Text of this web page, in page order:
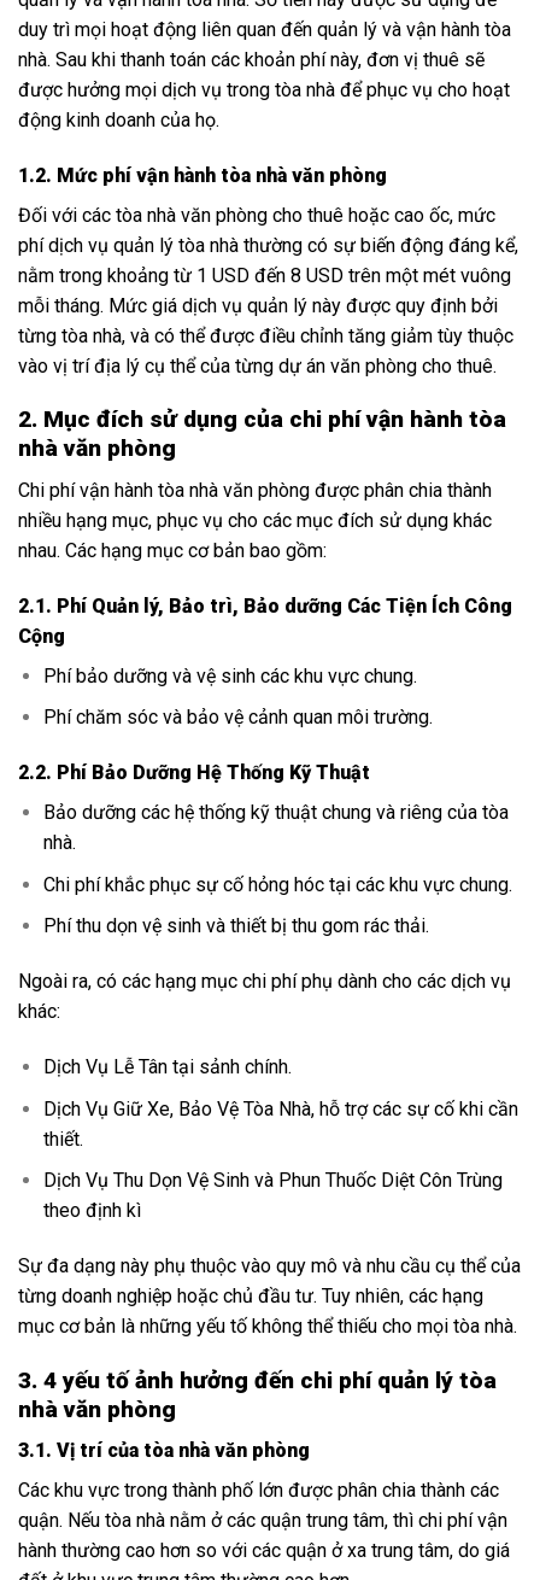
duy trì mọi hoạt động liên quan đến quản lý và vận hành tòa
nhà. Sau khi thanh toán các khoản phí này, đơn vị thuê sẽ
được hưởng mọi dịch vụ trong tòa nhà để phục vụ cho hoạt
động kinh doanh của họ.
1.2. Mức phí vận hành tòa nhà văn phòng
Đối với các tòa nhà văn phòng cho thuê hoặc cao ốc, mức
phí dịch vụ quản lý tòa nhà thường có sự biến động đáng kể,
nằm trong khoảng từ 1 USD đến 8 USD trên một mét vuông
mỗi tháng. Mức giá dịch vụ quản lý này được quy định bởi
từng tòa nhà, và có thể được điều chỉnh tăng giảm tùy thuộc
vào vị trí địa lý cụ thể của từng dự án văn phòng cho thuê.
2. Mục đích sử dụng của chi phí vận hành tòa
nhà văn phòng
Chi phí vận hành tòa nhà văn phòng được phân chia thành
nhiều hạng mục, phục vụ cho các mục đích sử dụng khác
nhau. Các hạng mục cơ bản bao gồm:
2.1. Phí Quản lý, Bảo trì, Bảo dưỡng Các Tiện Ích Công
Cộng
Phí bảo dưỡng và vệ sinh các khu vực chung.
Phí chăm sóc và bảo vệ cảnh quan môi trường.
2.2. Phí Bảo Dưỡng Hệ Thống Kỹ Thuật
Bảo dưỡng các hệ thống kỹ thuật chung và riêng của tòa
nhà.
Chi phí khắc phục sự cố hỏng hóc tại các khu vực chung.
Phí thu dọn vệ sinh và thiết bị thu gom rác thải.
Ngoài ra, có các hạng mục chi phí phụ dành cho các dịch vụ
khác:
Dịch Vụ Lễ Tân tại sảnh chính.
Dịch Vụ Giữ Xe, Bảo Vệ Tòa Nhà, hỗ trợ các sự cố khi cần
thiết.
Dịch Vụ Thu Dọn Vệ Sinh và Phun Thuốc Diệt Côn Trùng
theo định kì
Sự đa dạng này phụ thuộc vào quy mô và nhu cầu cụ thể của
từng doanh nghiệp hoặc chủ đầu tư. Tuy nhiên, các hạng
mục cơ bản là những yếu tố không thể thiếu cho mọi tòa nhà.
3. 4 yếu tố ảnh hưởng đến chi phí quản lý tòa
nhà văn phòng
3.1. Vị trí của tòa nhà văn phòng
Các khu vực trong thành phố lớn được phân chia thành các
quận. Nếu tòa nhà nằm ở các quận trung tâm, thì chi phí vận
hành thường cao hơn so với các quận ở xa trung tâm, do giá